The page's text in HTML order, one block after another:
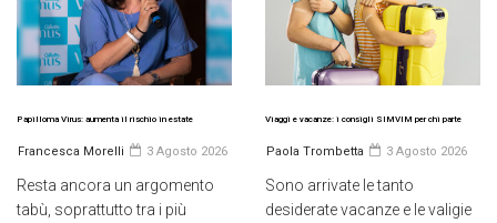
Papilloma Virus: aumenta il rischio in estate
Francesca Morelli 3 Agosto 2026
Resta ancora un argomento
tabù, soprattutto tra i più
Viaggi e vacanze: i consigli SIMVIM per chi parte
Paola Trombetta 3 Agosto 2026
Sono arrivate le tanto
desiderate vacanze e le valigie